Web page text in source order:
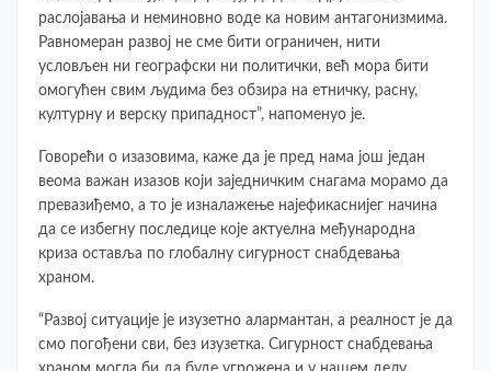
раслојавања и неминовно воде ка новим антагонизмима.
Равномеран развој не сме бити ограничен, нити
условљен ни географски ни политички, већ мора бити
омогућен свим људима без обзира на етничку, расну,
културну и верску припадност”, напоменуо је.
Говорећи о изазовима, каже да је пред нама још један
веома важан изазов који заједничким снагама морамо да
превазиђемо, а то је изналажење најефикаснијег начина
да се избегну последице које актуелна међународна
криза оставља по глобалну сигурност снабдевања
храном.
“Развој ситуације је изузетно алармантан, а реалност је да
смо погођени сви, без изузетка. Сигурност снабдевања